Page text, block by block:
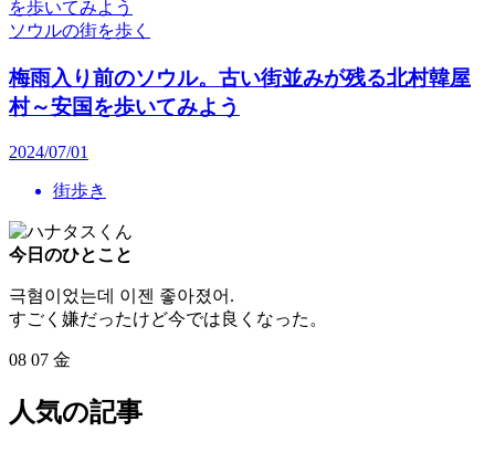
ソウルの街を歩く
梅雨入り前のソウル。古い街並みが残る北村韓屋
村～安国を歩いてみよう
2024/07/01
街歩き
今日のひとこと
극혐이었는데 이젠 좋아졌어.
すごく嫌だったけど今では良くなった。
08 07 金
人気の記事